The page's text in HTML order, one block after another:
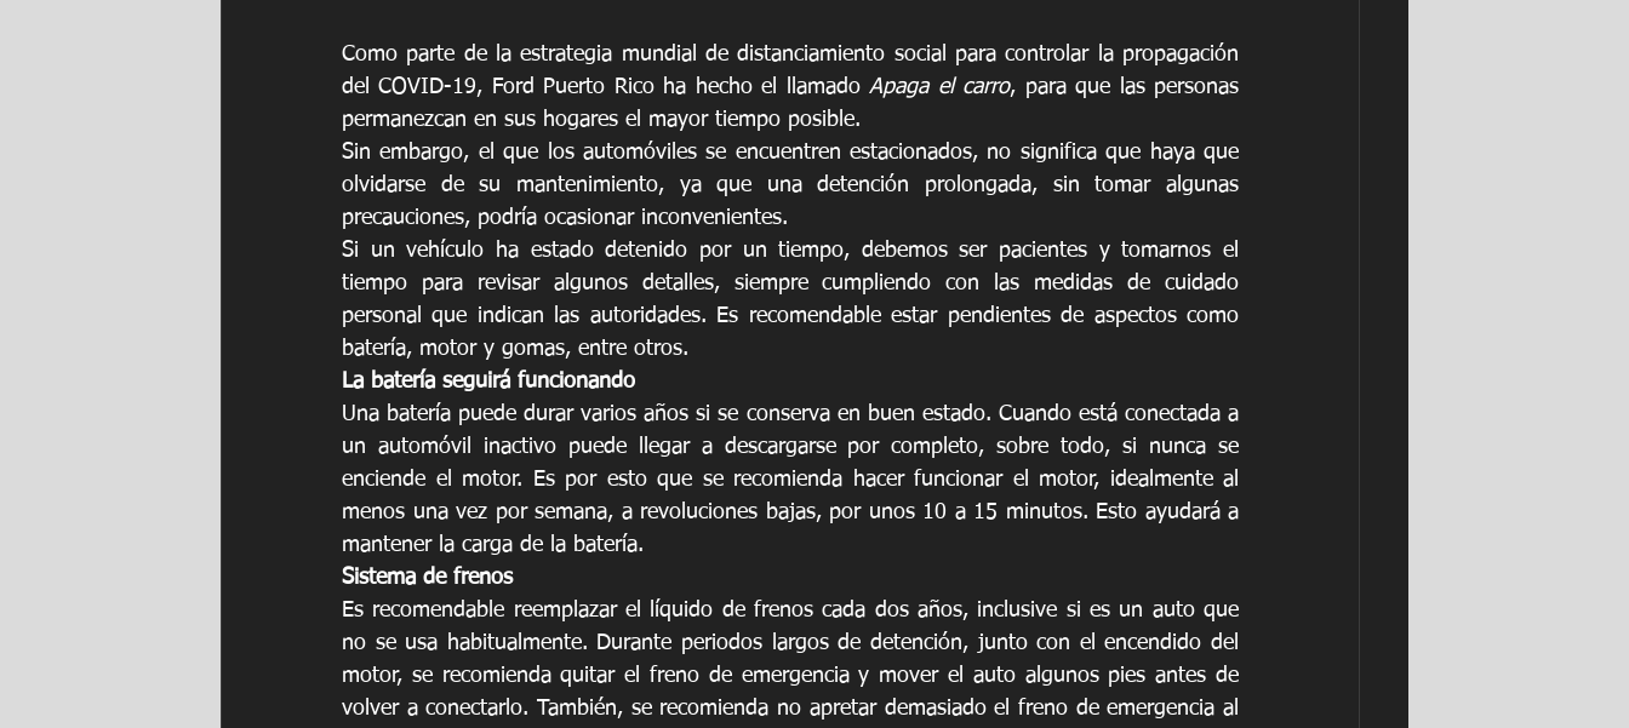
Como parte de la estrategia mundial de distanciamiento social para controlar la propagación
del COVID-19, Ford Puerto Rico ha hecho el llamado Apaga el carro, para que las personas
permanezcan en sus hogares el mayor tiempo posible.
Sin embargo, el que los automóviles se encuentren estacionados, no significa que haya que
olvidarse de su mantenimiento, ya que una detención prolongada, sin tomar algunas
precauciones, podría ocasionar inconvenientes.
Si un vehículo ha estado detenido por un tiempo, debemos ser pacientes y tomarnos el
tiempo para revisar algunos detalles, siempre cumpliendo con las medidas de cuidado
personal que indican las autoridades. Es recomendable estar pendientes de aspectos como
batería, motor y gomas, entre otros.
La batería seguirá funcionando
Una batería puede durar varios años si se conserva en buen estado. Cuando está conectada a
un automóvil inactivo puede llegar a descargarse por completo, sobre todo, si nunca se
enciende el motor. Es por esto que se recomienda hacer funcionar el motor, idealmente al
menos una vez por semana, a revoluciones bajas, por unos 10 a 15 minutos. Esto ayudará a
mantener la carga de la batería.
Sistema de frenos
Es recomendable reemplazar el líquido de frenos cada dos años, inclusive si es un auto que
no se usa habitualmente. Durante periodos largos de detención, junto con el encendido del
motor, se recomienda quitar el freno de emergencia y mover el auto algunos pies antes de
volver a conectarlo. También, se recomienda no apretar demasiado el freno de emergencia al